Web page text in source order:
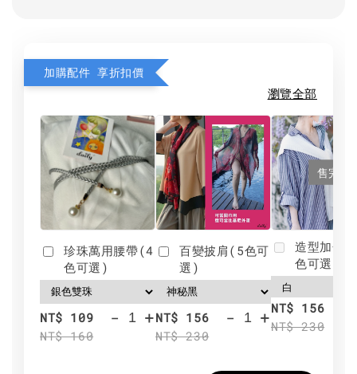
加購配件 享折扣價
瀏覽全部
珍珠萬用腰帶(4
色可選)
NT$ 109
NT$ 160
- +
百變披肩(5色可
選)
NT$ 156
NT$ 230
- +
售完
造型加分
色可選)
NT$ 156
NT$ 230